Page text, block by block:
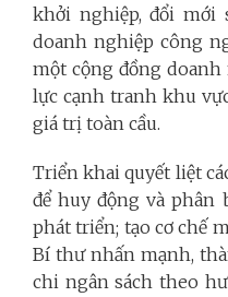
khởi nghiệp, đổi mới
doanh nghiệp công
một cộng đồng
lực cạnh tranh khu
giá trị toàn cầu.
Triển khai quyết liệt
để huy động và phân
phát triển; tạo cơ chế
Bí thư nhấn mạnh,
chi ngân sách theo